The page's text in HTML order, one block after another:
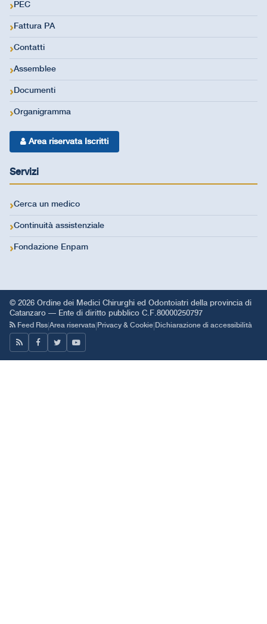
PEC
Fattura PA
Contatti
Assemblee
Documenti
Organigramma
Area riservata Iscritti
Servizi
Cerca un medico
Continuità assistenziale
Fondazione Enpam
© 2026 Ordine dei Medici Chirurghi ed Odontoiatri della provincia di
Catanzaro — Ente di diritto pubblico C.F.80000250797
Feed Rss|Area riservata| Privacy & Cookie| Dichiarazione di accessibilità